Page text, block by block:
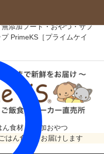
添加フード・おやつ・サプ
PrimeKS［プライムケイ
ん食材
無添加おやつ
はん食材をお届けします